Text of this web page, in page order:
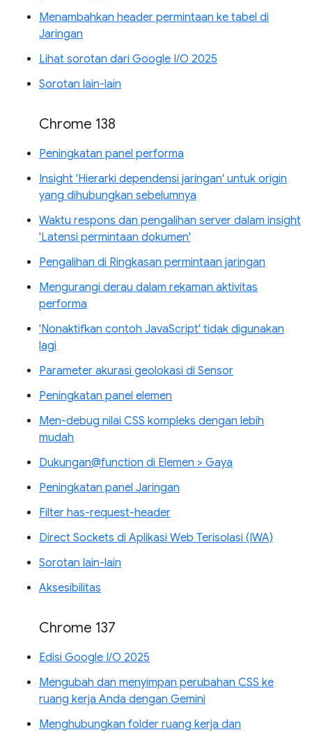
Menambahkan header permintaan ke tabel di
Jaringan
Lihat sorotan dari Google I/O 2025
Sorotan lain-lain
Chrome 138
Peningkatan panel performa
Insight 'Hierarki dependensi jaringan' untuk origin
yang dihubungkan sebelumnya
Waktu respons dan pengalihan server dalam insight
'Latensi permintaan dokumen'
Pengalihan di Ringkasan permintaan jaringan
Mengurangi derau dalam rekaman aktivitas
performa
'Nonaktifkan contoh JavaScript' tidak digunakan
lagi
Parameter akurasi geolokasi di Sensor
Peningkatan panel elemen
Men-debug nilai CSS kompleks dengan lebih
mudah
Dukungan@function di Elemen > Gaya
Peningkatan panel Jaringan
Filter has-request-header
Direct Sockets di Aplikasi Web Terisolasi (IWA)
Sorotan lain-lain
Aksesibilitas
Chrome 137
Edisi Google I/O 2025
Mengubah dan menyimpan perubahan CSS ke
ruang kerja Anda dengan Gemini
Menghubungkan folder ruang kerja dan